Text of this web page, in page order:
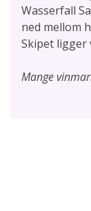
Wasserfall
ned mellom
Skipet ligger
Mange